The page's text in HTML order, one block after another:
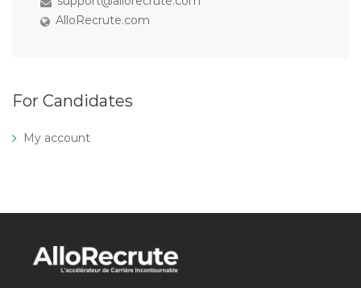
AlloRecrute.com
For Candidates
My account